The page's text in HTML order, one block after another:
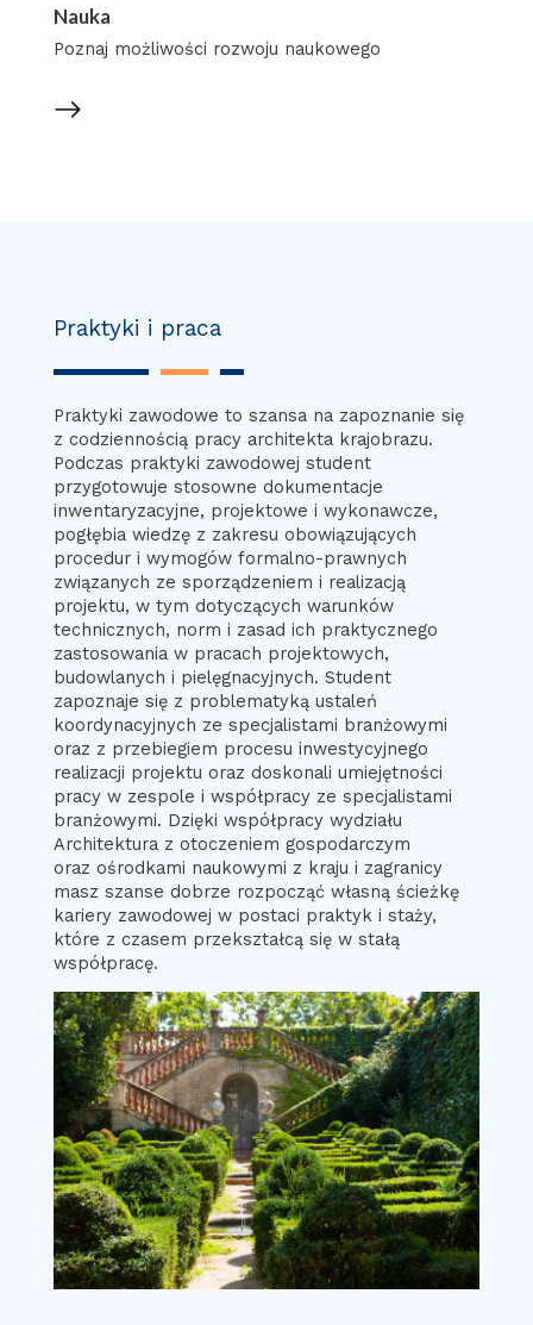
Nauka
Poznaj możliwości rozwoju naukowego
Praktyki i praca
Praktyki zawodowe to szansa na zapoznanie się
z codziennością pracy architekta krajobrazu.
Podczas praktyki zawodowej student
przygotowuje stosowne dokumentacje
inwentaryzacyjne, projektowe i wykonawcze,
pogłębia wiedzę z zakresu obowiązujących
procedur i wymogów formalno-prawnych
związanych ze sporządzeniem i realizacją
projektu, w tym dotyczących warunków
technicznych, norm i zasad ich praktycznego
zastosowania w pracach projektowych,
budowlanych i pielęgnacyjnych. Student
zapoznaje się z problematyką ustaleń
koordynacyjnych ze specjalistami branżowymi
oraz z przebiegiem procesu inwestycyjnego
realizacji projektu oraz doskonali umiejętności
pracy w zespole i współpracy ze specjalistami
branżowymi. Dzięki współpracy wydziału
Architektura z otoczeniem gospodarczym
oraz ośrodkami naukowymi z kraju i zagranicy
masz szanse dobrze rozpocząć własną ścieżkę
kariery zawodowej w postaci praktyk i staży,
które z czasem przekształcą się w stałą
współpracę.